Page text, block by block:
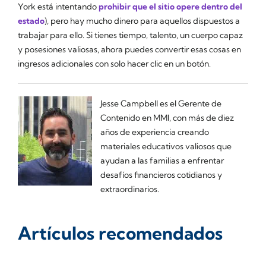
York está intentandoprohibir que el sitio opere dentro del
estado), pero hay mucho dinero para aquellos dispuestos a
trabajar para ello. Si tienes tiempo, talento, un cuerpo capaz
y posesiones valiosas, ahora puedes convertir esas cosas en
ingresos adicionales con solo hacer clic en un botón.
Jesse Campbell es el Gerente de
Contenido en MMI, con más de diez
años de experiencia creando
materiales educativos valiosos que
ayudan a las familias a enfrentar
desafíos financieros cotidianos y
extraordinarios.
Artículos recomendados